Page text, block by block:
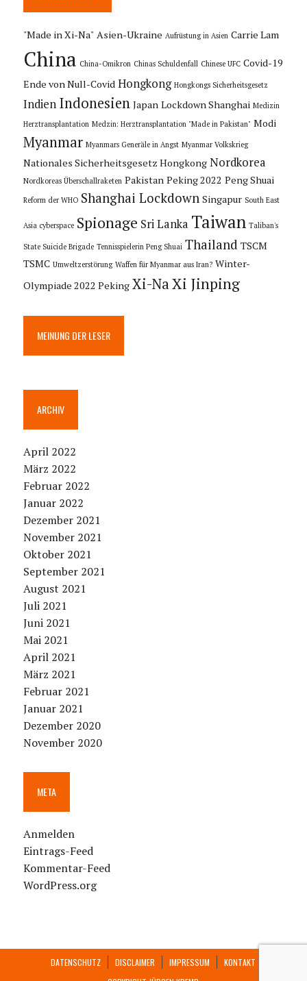
"Made in Xi-Na" Asien-Ukraine Aufrüstung in Asien Carrie Lam
China China-Omikron Chinas Schuldenfall Chinese UFC Covid-19
Ende von Null-Covid Hongkong Hongkongs Sicherheitsgesetz
Indien Indonesien Japan Lockdown Shanghai Medizin
Herztransplantation Medzin: Herztransplantation "Made in Pakistan" Modi
Myanmar Myanmars Generäle in Angst Myanmar Volkskrieg
Nationales Sicherheitsgesetz Hongkong Nordkorea
Nordkoreas Überschallraketen Pakistan Peking 2022 Peng Shuai
Reform der WHO Shanghai Lockdown Singapur South East
Asia cyberspace Spionage Sri Lanka Taiwan Taliban's
State Suicide Brigade Tennisspielerin Peng Shuai Thailand TSCM
TSMC Umweltzerstörung Waffen für Myanmar aus Iran? Winter-
Olympiade 2022 Peking Xi-NaXi Jinping
MEINUNG DER LESER
ARCHIV
April 2022
März 2022
Februar 2022
Januar 2022
Dezember 2021
November 2021
Oktober 2021
September 2021
August 2021
Juli 2021
Juni 2021
Mai 2021
April 2021
März 2021
Februar 2021
Januar 2021
Dezember 2020
November 2020
META
Anmelden
Eintrags-Feed
Kommentar-Feed
WordPress.org
DATENSCHUTZ DISCLAIMER IMPRESSUM
KONTAKT